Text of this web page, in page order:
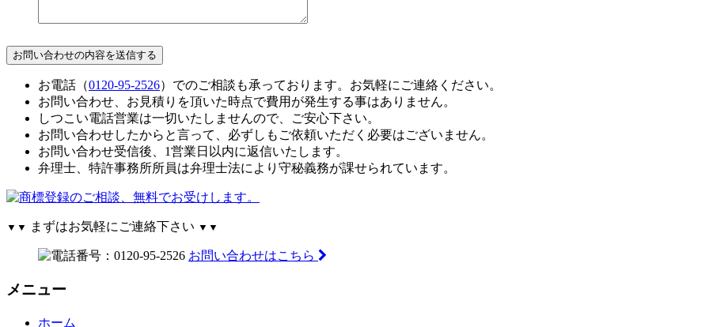
お電話（0120-95-2526）でのご相談も承っております。お気軽にご連絡ください。
お問い合わせ、お見積りを頂いた時点で費用が発生する事はありません。
しつこい電話営業は一切いたしませんので、ご安心下さい。
お問い合わせしたからと言って、必ずしもご依頼いただく必要はございません。
お問い合わせ受信後、1営業日以内に返信いたします。
弁理士、特許事務所所員は弁理士法により守秘義務が課せられています。
▼▼ まずはお気軽にご連絡下さい ▼▼
お問い合わせはこちら
メニュー
ホーム